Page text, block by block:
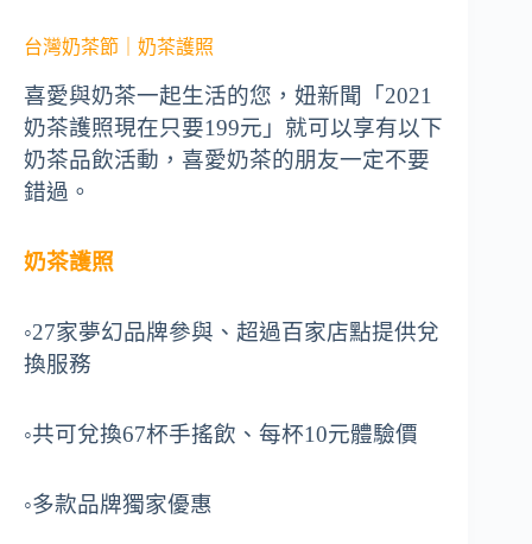
台灣奶茶節｜奶茶護照
喜愛與奶茶一起生活的您，妞新聞「2021
奶茶護照現在只要199元」就可以享有以下
奶茶品飲活動，喜愛奶茶的朋友一定不要
錯過。
奶茶護照
◦27家夢幻品牌參與、超過百家店點提供兌
換服務
◦共可兌換67杯手搖飲、每杯10元體驗價
◦多款品牌獨家優惠